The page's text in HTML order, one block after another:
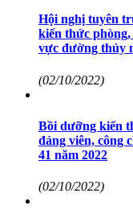
Hội nghị tuyên
kiến thức
vực đường thủy
(02/10/2022)
Bồi dưỡng kiến
đảng viên, công
41 năm 2022
(02/10/2022)